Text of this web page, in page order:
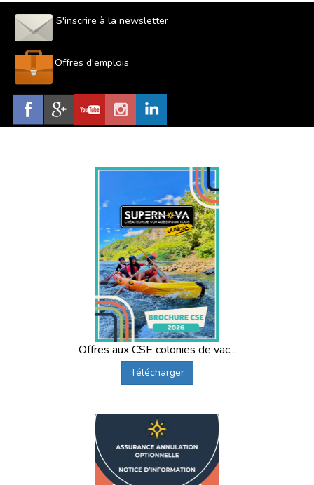
S'inscrire à la newsletter
Offres d'emplois
Offres aux CSE colonies de vac...
Télécharger